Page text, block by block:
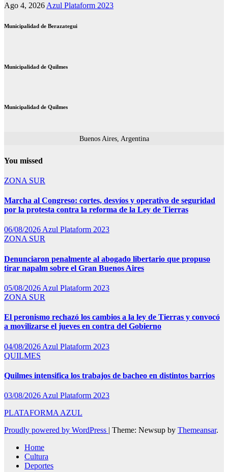
Ago 4, 2026 Azul Plataform 2023
Municipalidad de Berazategui
Municipalidad de Quilmes
Municipalidad de Quilmes
Buenos Aires, Argentina
You missed
ZONA SUR
Marcha al Congreso: cortes, desvíos y operativo de seguridad
por la protesta contra la reforma de la Ley de Tierras
06/08/2026Azul Plataform 2023
ZONA SUR
Denunciaron penalmente al abogado libertario que propuso
tirar napalm sobre el Gran Buenos Aires
05/08/2026 Azul Plataform 2023
ZONA SUR
El peronismo rechazó los cambios a la ley de Tierras y convocó
a movilizarse el jueves en contra del Gobierno
04/08/2026 Azul Plataform 2023
QUILMES
Quilmes intensifica los trabajos de bacheo en distintos barrios
03/08/2026 Azul Plataform 2023
PLATAFORMA AZUL
Proudly powered by WordPress | Theme: Newsup by Themeansar.
Home
Cultura
Deportes